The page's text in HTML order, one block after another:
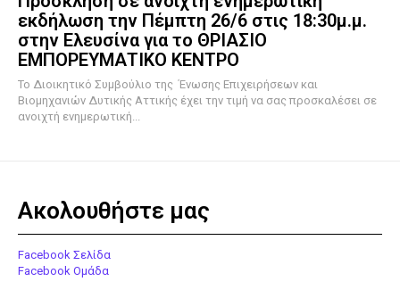
εκδήλωση την Πέμπτη 26/6 στις 18:30μ.μ.
στην Ελευσίνα για το ΘΡΙΑΣΙΟ
ΕΜΠΟΡΕΥΜΑΤΙΚΟ ΚΕΝΤΡΟ
To Διοικητικό Συμβούλιο της Ένωσης Επιχειρήσεων και
Βιομηχανιών Δυτικής Αττικής έχει την τιμή να σας προσκαλέσει σε
ανοιχτή ενημερωτική...
Ακολουθήστε μας
Facebook Σελίδα
Facebook Ομάδα